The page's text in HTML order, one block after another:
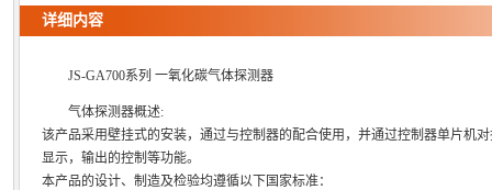
详细内容
JS-GA700系列 一氧化碳气体探测器
气体探测器概述:
该产品采用壁挂式的安装，通过与控制器的配合使用，并通过控制器单片机
显示，输出的控制等功能。
本产品的设计、制造及检验均遵循以下国家标准：